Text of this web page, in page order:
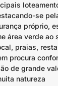
se
próprio,
área verde ao
praias,
procura
de grande
natureza